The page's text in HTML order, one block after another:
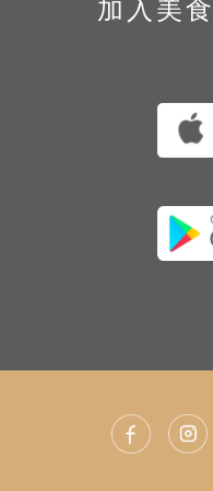
加入美